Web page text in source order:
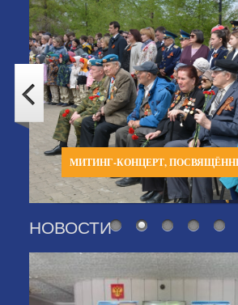
МИТИНГ-КОНЦЕРТ,
НОВОСТИ